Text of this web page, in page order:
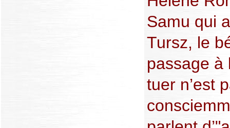
Samu qui
Tursz, le
passage à
tuer n’est